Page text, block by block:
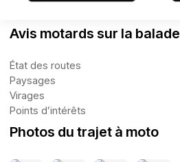
Avis motards sur la balade
État des routes
Paysages
Virages
Points d’intérêts
Photos du trajet à moto